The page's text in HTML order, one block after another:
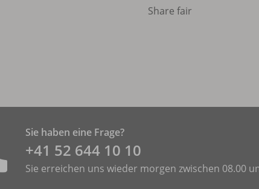
Share fair
Sie haben eine Frage?
+41 52 644 10 10
Sie erreichen uns wieder morgen zwischen 08.00